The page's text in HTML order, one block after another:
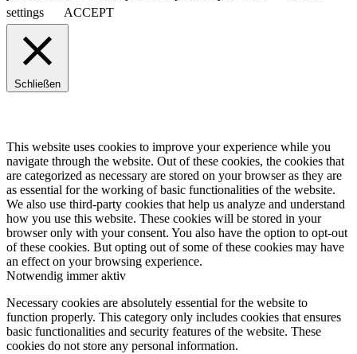
settings
ACCEPT
Schließen
This website uses cookies to improve your experience while you
navigate through the website. Out of these cookies, the cookies that
are categorized as necessary are stored on your browser as they are
as essential for the working of basic functionalities of the website.
We also use third-party cookies that help us analyze and understand
how you use this website. These cookies will be stored in your
browser only with your consent. You also have the option to opt-out
of these cookies. But opting out of some of these cookies may have
an effect on your browsing experience.
Notwendig immer aktiv
Necessary cookies are absolutely essential for the website to
function properly. This category only includes cookies that ensures
basic functionalities and security features of the website. These
cookies do not store any personal information.